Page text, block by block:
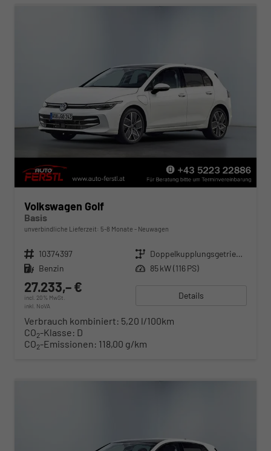
Volkswagen Golf
Basis
unverbindliche Lieferzeit: 5-8 Monate Neuwagen
Fahrzeugnr. 10374397 Getriebe
Doppelkupplungsgetriebe (DSG)
Kraftstoff Benzin Leistung 85 kW (116 PS)
27.233,– €
incl. 20% MwSt.
inkl. NoVA
Details
Verbrauch kombiniert: 5,20 l/100km
CO2-Klasse: D
CO2-Emissionen: 118,00 g/km